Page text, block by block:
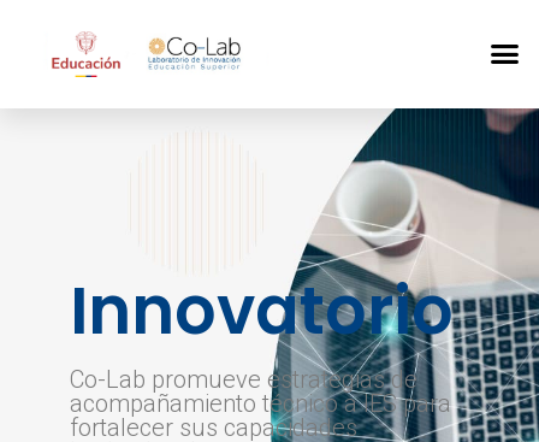
Innovatorio
Co-Lab promueve estrategias de
acompañamiento técnico a IES para
fortalecer sus capacidades